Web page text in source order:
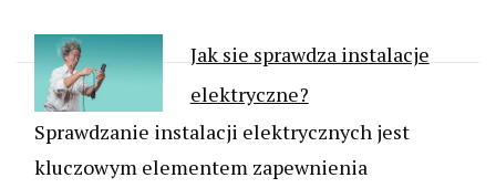
Jak sie sprawdza instalacje
elektryczne?
Sprawdzanie instalacji elektrycznych jest
kluczowym elementem zapewnienia